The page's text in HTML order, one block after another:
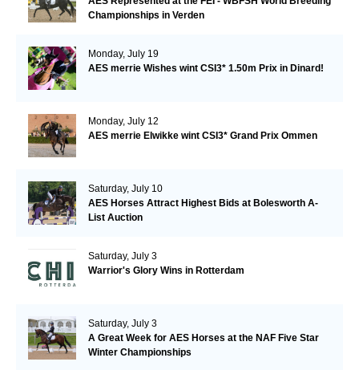
Championships in Verden
Monday, July 19
AES merrie Wishes wint CSI3* 1.50m Prix in Dinard!
Monday, July 12
AES merrie Elwikke wint CSI3* Grand Prix Ommen
Saturday, July 10
AES Horses Attract Highest Bids at Bolesworth A-
List Auction
Saturday, July 3
Warrior's Glory Wins in Rotterdam
Saturday, July 3
A Great Week for AES Horses at the NAF Five Star
Winter Championships